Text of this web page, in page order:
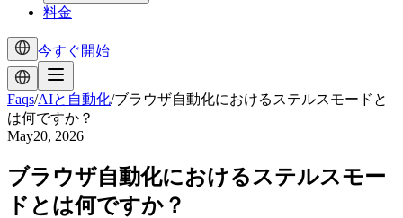
料金
今すぐ開始
Faqs/AIと自動化/ブラウザ自動化におけるステルスモードと
は何ですか？
May20, 2026
ブラウザ自動化におけるステルスモー
ドとは何ですか？